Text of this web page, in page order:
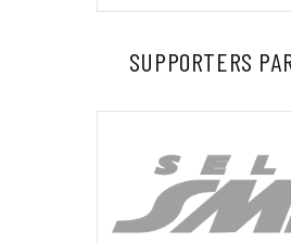
SUPPORTERS